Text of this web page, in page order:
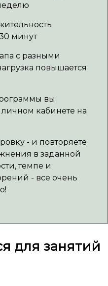
минут
с разными
повышается
вы
кабинете на
- и повторяете
в заданной
темпе и
- все очень
для занятий